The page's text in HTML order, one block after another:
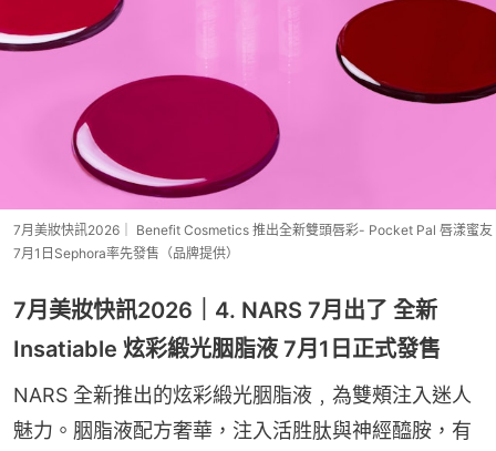
7月美妝快訊2026｜ Benefit Cosmetics 推出全新雙頭唇彩- Pocket Pal 唇漾蜜友
7月1日Sephora率先發售（品牌提供）
7月美妝快訊2026｜4. NARS 7月出了 全新
Insatiable 炫彩緞光胭脂液 7月1日正式發售
NARS 全新推出的炫彩緞光胭脂液﹐為雙頰注入迷人
魅力。胭脂液配方奢華，注入活胜肽與神經醯胺，有